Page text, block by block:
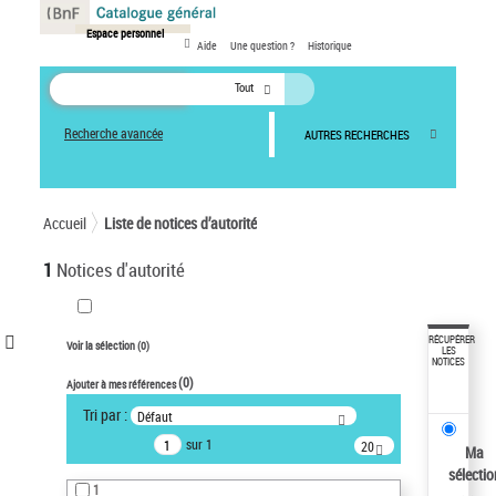
Espace personnel
Aide Une question ? Historique
Tout
Recherche avancée AUTRES RECHERCHES
Accueil Liste de notices d’autorité
1 Notices d'autorité
VOTRE RECHERCHE
Recherche avancée dans les
notices d’autorité
Œuvres liées à l'auteur :
Temperton, Rod (1947-2016)
Type de notice d'autorité
Voir la sélection (0)
Ajouter à mes références(0)
Tri par : Défaut
sur 1
20
résultats/page
1
RÉCUPÉRER
LES
NOTICES
Ma
Panneau de gestion des cookies